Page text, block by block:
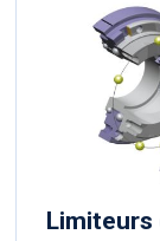
Limiteurs